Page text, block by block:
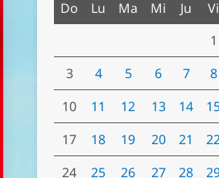
Do Lu Ma Mi Ju Vi
1
3
4 5 6 7 8
10
11 12 13 14
17
18 19 20 21
24
25 26 27 28